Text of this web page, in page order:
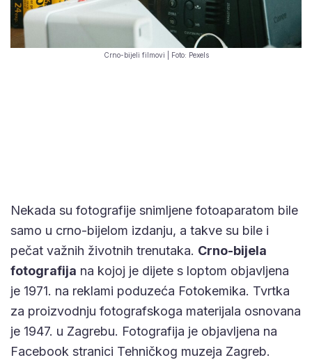
Crno-bijeli filmovi | Foto: Pexels
Nekada su fotografije snimljene fotoaparatom bile
samo u crno-bijelom izdanju, a takve su bile i
pečat važnih životnih trenutaka. Crno-bijela
fotografija na kojoj je dijete s loptom objavljena
je 1971. na reklami poduzeća Fotokemika. Tvrtka
za proizvodnju fotografskoga materijala osnovana
je 1947. u Zagrebu. Fotografija je objavljena na
Facebook stranici Tehničkog muzeja Zagreb.